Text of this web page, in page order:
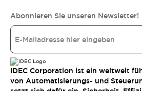
Abonnieren Sie unseren Newsletter!
IDEC Corporation ist ein weltweit
von Automatisierungs- und